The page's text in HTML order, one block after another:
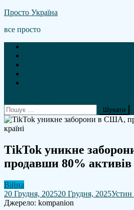
Skip
content
Просто Україна
все просто
Пошук:
TikTok уникне
продавши 80% активів
Війна
20 Грудня, 202520 Грудня, 2025Устин
Джерело: kompanion